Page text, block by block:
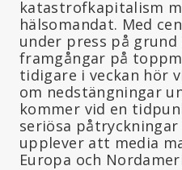
katastrofkapitalism
hälsomandat. Med
under press på grund
framgångar på
tidigare i veckan hör
om nedstängningar
kommer vid en
seriösa
upplever att media
Europa och